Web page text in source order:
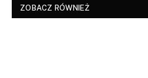
ZOBACZ RÓWNIEŻ